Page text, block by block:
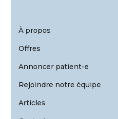
À propos
Offres
Annoncer patient-e
Rejoindre notre équipe
Articles